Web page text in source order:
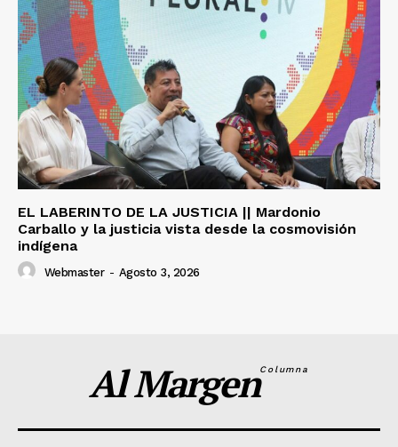
EL LABERINTO DE LA JUSTICIA || Mardonio
Carballo y la justicia vista desde la cosmovisión
indígena
Webmaster - Agosto 3, 2026
Al MargenColumna